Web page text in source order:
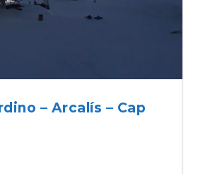
– Arcalís – Cap